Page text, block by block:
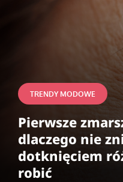
TRENDY MODOWE
Pierwsze
dlaczego nie
dotknięciem
robić